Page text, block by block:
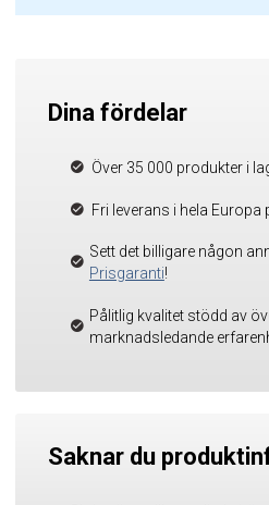
Dina fördelar
Över 35 000 produkter i
Fri leverans i hela
Sett det billigare någon
Prisgaranti!
Pålitlig kvalitet stödd av
marknadsledande
Saknar du